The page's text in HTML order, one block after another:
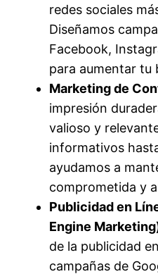
redes sociales
Diseñamos
Facebook,
para aumentar tu
Marketing de
impresión
valioso y
informativos
ayudamos a
comprometida y
Publicidad en
Engine
de la publicidad
campañas de